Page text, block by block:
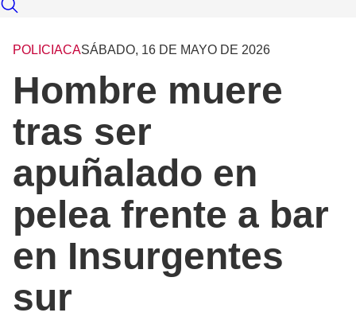
POLICIACASÁBADO, 16 DE MAYO DE 2026
Hombre muere
tras ser
apuñalado en
pelea frente a bar
en Insurgentes
sur